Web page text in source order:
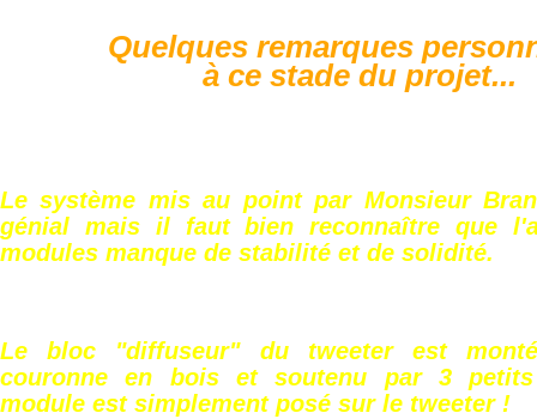
Quelques remarques
à ce stade du projet...
Le système mis au point par Monsieur
génial mais il faut bien reconnaître que
modules manque de stabilité et de solidité.
Le bloc "diffuseur" du tweeter est
couronne en bois et soutenu par 3 petits
module est simplement posé sur le tweeter !